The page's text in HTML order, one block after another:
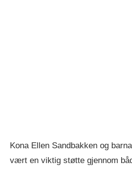
Kona Ellen Sandbakken og
vært en viktig støtte gjennom